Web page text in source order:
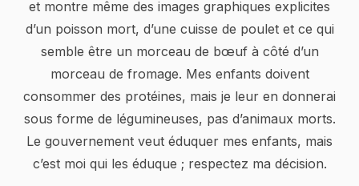
et montre même des images graphiques explicites
d’un poisson mort, d’une cuisse de poulet et ce qui
semble être un morceau de bœuf à côté d’un
morceau de fromage. Mes enfants doivent
consommer des protéines, mais je leur en donnerai
sous forme de légumineuses, pas d’animaux morts.
Le gouvernement veut éduquer mes enfants, mais
c’est moi qui les éduque ; respectez ma décision.